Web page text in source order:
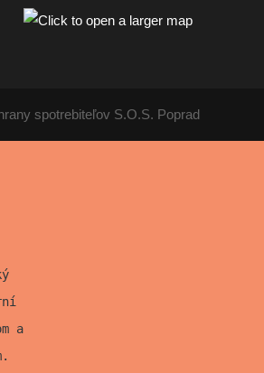
spotrebiteľov S.O.S. Poprad
a